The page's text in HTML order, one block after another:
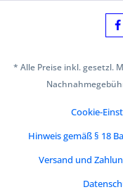
* Alle Preise inkl. gesetzl.
Cookie-
Hinweis gemäß § 18
Versand und